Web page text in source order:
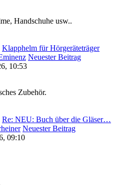
Handschuhe usw..
Klapphelm für Hörgeräteträger
Neuester Beitrag
10:53
Zubehör.
Re: NEU: Buch über die Gläser…
Neuester Beitrag
09:10